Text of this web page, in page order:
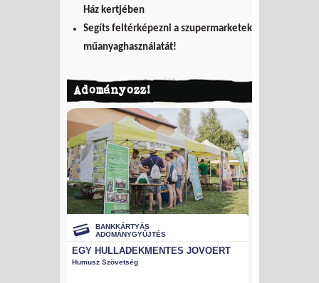
Ház kertjében
Segíts feltérképezni a szupermarketek
műanyaghasználatát!
Adományozz!